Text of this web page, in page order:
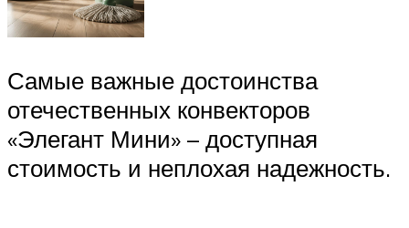
Самые важные достоинства
отечественных конвекторов
«Элегант Мини» – доступная
стоимость и неплохая надежность.